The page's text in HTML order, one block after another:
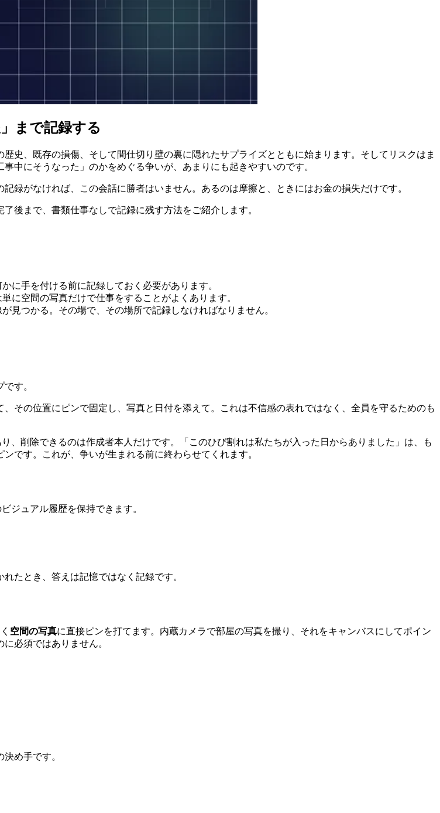
まで記録する
史、既存の損傷、そして間仕切り壁の裏に隠れたサプライズとともに始まります。そしてリスクはま
中にそうなった」のかをめぐる争いが、あまりにも起きやすいのです。
録がなければ、この会話に勝者はいません。あるのは摩擦と、ときにはお金の損失だけです。
後まで、書類仕事なしで記録に残す方法をご紹介します。
手を付ける前に記録しておく必要があります。
に空間の写真だけで仕事をすることがよくあります。
見つかる。その場で、その場所で記録しなければなりません。
す。
その位置にピンで固定し、写真と日付を添えて。これは不信感の表れではなく、全員を守るためのも
、削除できるのは作成者本人だけです。「このひび割れは私たちが入った日からありました」は、も
です。これが、争いが生まれる前に終わらせてくれます。
ジュアル履歴を保持できます。
たとき、答えは記憶ではなく記録です。
空間の写真に直接ピンを打てます。内蔵カメラで部屋の写真を撮り、それをキャンバスにしてポイン
必須ではありません。
め手です。